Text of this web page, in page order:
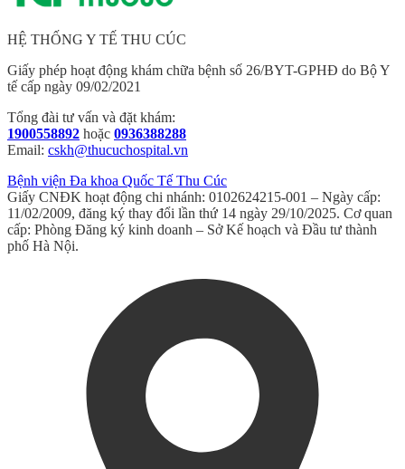
HỆ THỐNG Y TẾ THU CÚC
Giấy phép hoạt động khám chữa bệnh số 26/BYT-GPHĐ do Bộ Y
tế cấp ngày 09/02/2021
Tổng đài tư vấn và đặt khám:
1900558892 hoặc 0936388288
Email: cskh@thucuchospital.vn
Bệnh viện Đa khoa Quốc Tế Thu Cúc
Giấy CNĐK hoạt động chi nhánh: 0102624215-001 – Ngày cấp:
11/02/2009, đăng ký thay đổi lần thứ 14 ngày 29/10/2025. Cơ quan
cấp: Phòng Đăng ký kinh doanh – Sở Kế hoạch và Đầu tư thành
phố Hà Nội.